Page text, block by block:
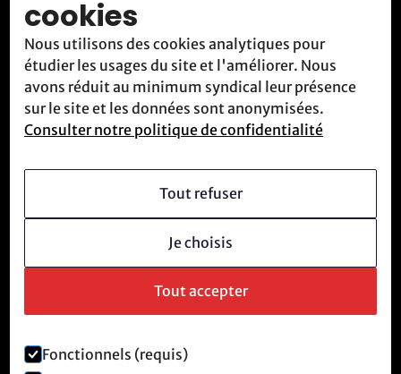
Blog
Contact
Nous rencontrer
Devenir membre
cookies
Nous utilisons des cookies analytiques pour
étudier les usages du site et l'améliorer. Nous
avons réduit au minimum syndical leur présence
sur le site et les données sont anonymisées.
Consulter notre politique de confidentialité
Tout refuser
Je choisis
Tout accepter
Fonctionnels (requis)